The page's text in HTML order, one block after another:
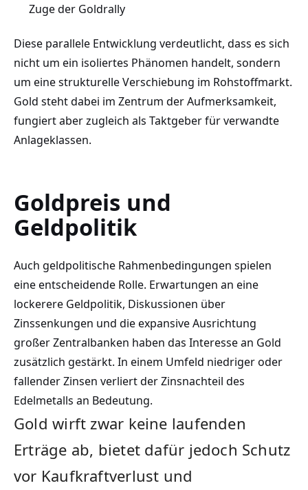
Zuge der Goldrally
Diese parallele Entwicklung verdeutlicht, dass es sich
nicht um ein isoliertes Phänomen handelt, sondern
um eine strukturelle Verschiebung im Rohstoffmarkt.
Gold steht dabei im Zentrum der Aufmerksamkeit,
fungiert aber zugleich als Taktgeber für verwandte
Anlageklassen.
Goldpreis und
Geldpolitik
Auch geldpolitische Rahmenbedingungen spielen
eine entscheidende Rolle. Erwartungen an eine
lockerere Geldpolitik, Diskussionen über
Zinssenkungen und die expansive Ausrichtung
großer Zentralbanken haben das Interesse an Gold
zusätzlich gestärkt. In einem Umfeld niedriger oder
fallender Zinsen verliert der Zinsnachteil des
Edelmetalls an Bedeutung.
Gold wirft zwar keine laufenden
Erträge ab, bietet dafür jedoch Schutz
vor Kaufkraftverlust und